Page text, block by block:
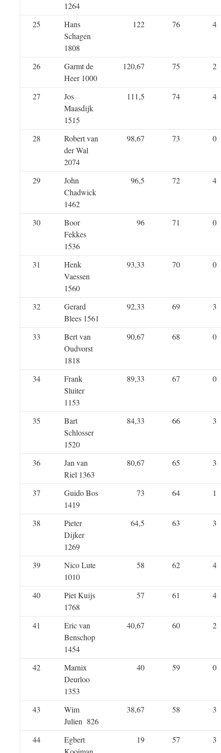
1264
25
Hans
Schagen
1808
122 76 4
26
Garmt de
Heer 1000
120,67 75 2
27
Jos
Maasdijk
1515
111,5 74 4
28
Robert van
der Wal
2074
98,67 73 0
29
John
Chadwick
1462
96,5 72 4
30
Boor
Fekkes
1536
96 71 0
31
Henk
Vaessen
1560
93,33 70 0
32
Gerard
Blees 1561
92,33 69 3
33
Bert van
Oudvorst
1818
90,67 68 0
34
Frank
Sluiter
1153
89,33 67 0
35
Bart
Schlosser
1520
84,33 66 3
36
Jan van
Riel 1363
80,67 65 3
37
Guido Bos
1419
73 64 1
38
Pieter
Dijker
1269
64,5 63 3
39
Nico Lute
1010
58 62 4
40
Piet Kuijs
1768
57 61 4
41
Eric van
Benschop
1454
40,67 60 2
42
Marnix
Deurloo
1353
40 59 0
43
Wim
Julien 826
38,67 58 3
44
Egbert
19 57 3